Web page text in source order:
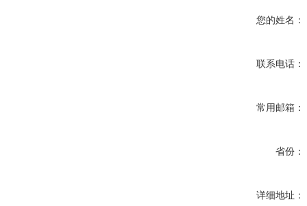
您的姓名：
联系电话：
常用邮箱：
省份：
详细地址：